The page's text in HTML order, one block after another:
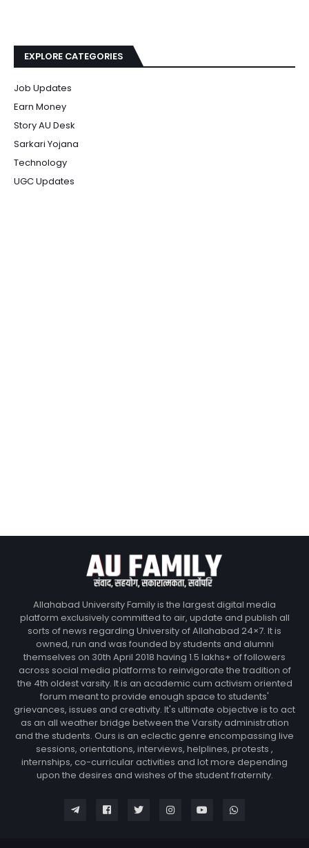
EXPLORE CATEGORIES
Job Updates
Earn Money
Story AU Desk
Sarkari Yojana
Technology
UGC Updates
Allahabad University Family is the largest digital media
platform exclusively committed to air, update and publish all
sorts of news regarding University of Allahabad 24×7. It is
owned, run and was founded by students and alumni
themselves on 30th April 2018 having 1.5 lakhs+ of followers
across social media platforms to reinvigorate the tradition of
the 4th oldest varsity. It is an academic cum activism oriented
forum meant to provide enough space to students'
grievances, issues and creativity. It's ultimate objective is to act
as an all weather bridge between the Varsity administration
and the students. Ours is an eclectic genre encompassing live
sessions, orientations, interviews, helplines, protests ,
internships, co-curricular activities and lot more depending
upon the desires and wishes of the student fraternity.